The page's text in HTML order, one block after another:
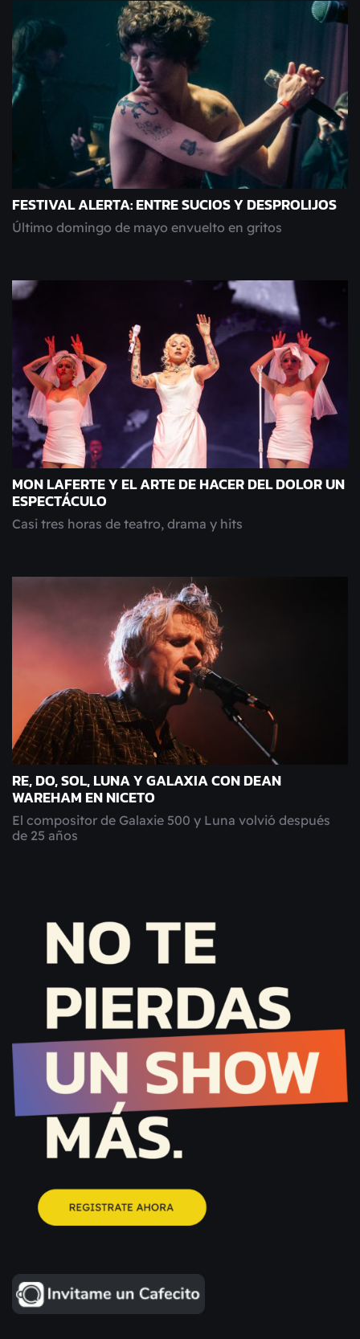
FESTIVAL ALERTA: ENTRE SUCIOS Y DESPROLIJOS
Último domingo de mayo envuelto en gritos
MON LAFERTE Y EL ARTE DE HACER DEL DOLOR UN
ESPECTÁCULO
Casi tres horas de teatro, drama y hits
RE, DO, SOL, LUNA Y GALAXIA CON DEAN
WAREHAM EN NICETO
El compositor de Galaxie 500 y Luna volvió después
de 25 años